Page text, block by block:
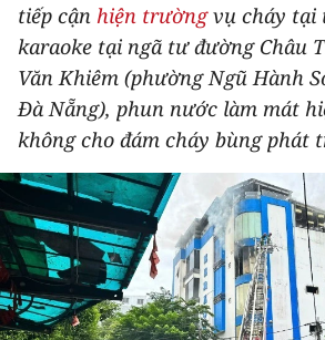
PHÁP LUẬT
DU LỊCH
THẾ GIỚI
THỂ THAO
GIÁO DỤC
Y TẾ
tiếp cận hiện trườngvụ cháy tại
karaoke tại ngã tư đường Châu
Văn Khiêm (phường Ngũ Hành
Đà Nẵng), phun nước làm mát
không cho đám cháy bùng phát